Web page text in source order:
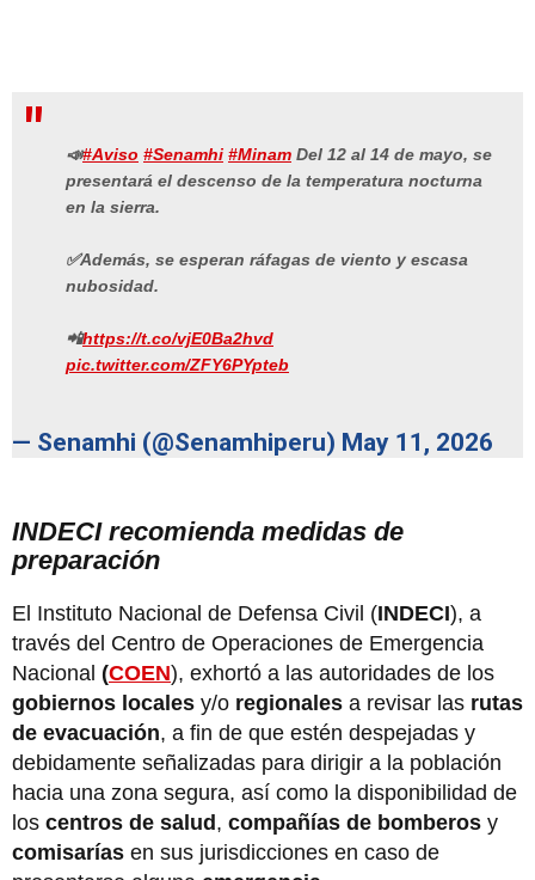
📣#Aviso #Senamhi #Minam Del 12 al 14 de mayo, se
presentará el descenso de la temperatura nocturna
en la sierra.
✅Además, se esperan ráfagas de viento y escasa
nubosidad.
📲https://t.co/vjE0Ba2hvd
pic.twitter.com/ZFY6PYpteb
— Senamhi (@Senamhiperu) May 11, 2026
INDECI recomienda medidas de
preparación
El Instituto Nacional de Defensa Civil (INDECI), a
través del Centro de Operaciones de Emergencia
Nacional (COEN), exhortó a las autoridades de los
gobiernos locales y/o regionales a revisar las rutas
de evacuación, a fin de que estén despejadas y
debidamente señalizadas para dirigir a la población
hacia una zona segura, así como la disponibilidad de
los centros de salud , compañías de bomberos y
comisarías en sus jurisdicciones en caso de